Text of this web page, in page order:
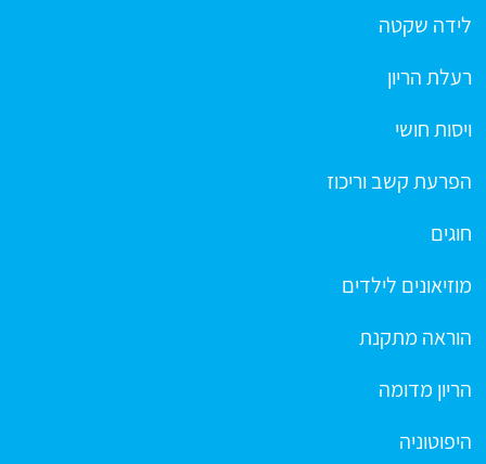
לידה שקטה
רעלת הריון
ויסות חושי
הפרעת קשב וריכוז
חוגים
מוזיאונים לילדים
הוראה מתקנת
הריון מדומה
היפוטוניה